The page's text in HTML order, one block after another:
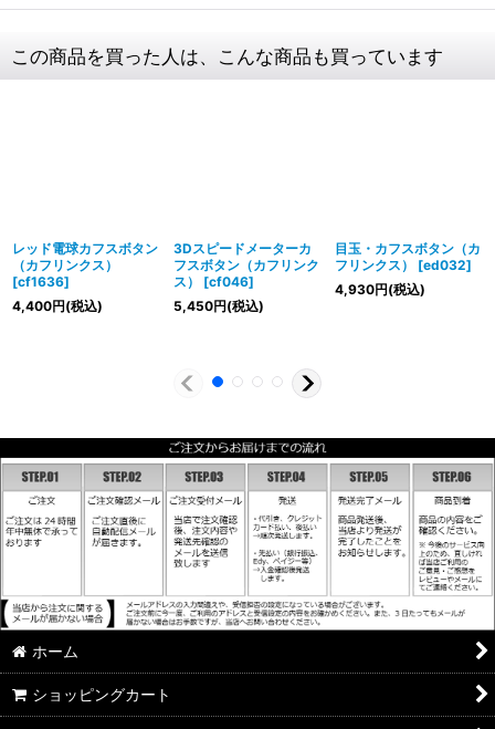
この商品を買った人は、こんな商品も買っています
レッド電球カフスボタン
（カフリンクス）
[cf1636]
4,400円(税込)
3Dスピードメーターカ
フスボタン（カフリンク
ス）
[cf046]
5,450円(税込)
目玉・カフスボタン（カ
フリンクス）
[ed032]
4,930円(税込)
ホーム
ショッピングカート